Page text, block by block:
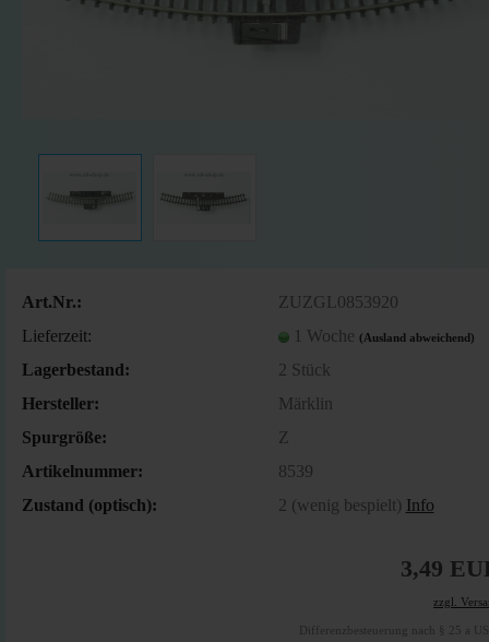
Art.Nr.:
ZUZGL0853920
Lieferzeit:
1 Woche (Ausland abweichend)
Lagerbestand: 2 Stück
Hersteller:
Märklin
Spurgröße:
Z
Artikelnummer:
8539
Zustand (optisch):
2 (wenig bespielt) Info
3,49
zzgl.
Differenzbesteuerung nach § 25 a